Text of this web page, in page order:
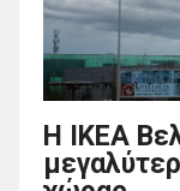
Η IKEA